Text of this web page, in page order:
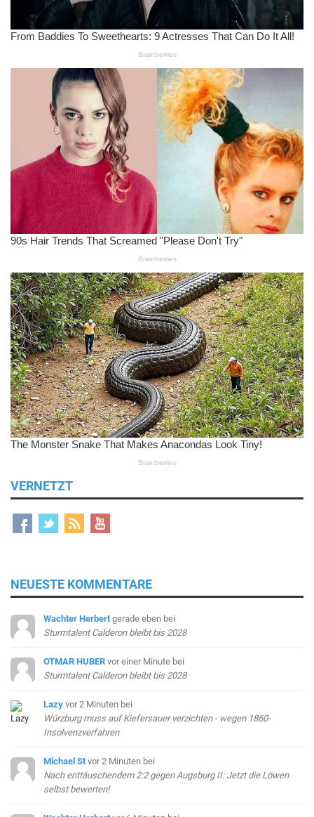
VERNETZT
NEUESTE KOMMENTARE
Wachter Herbert gerade eben bei
Sturmtalent Calderon bleibt bis 2028
OTMAR HUBER vor einer Minute bei
Sturmtalent Calderon bleibt bis 2028
Lazy vor 2 Minuten bei
Würzburg muss auf Kiefersauer verzichten - wegen 1860-
Insolvenzverfahren
Michael St vor 2 Minuten bei
Nach enttäuschendem 2:2 gegen Augsburg II: Jetzt die Löwen
selbst bewerten!